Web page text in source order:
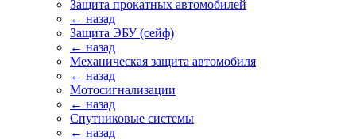
Защита прокатных автомобилей
← назад
Защита ЭБУ (сейф)
← назад
Механическая защита автомобиля
← назад
Мотосигнализации
← назад
Спутниковые системы
← назад